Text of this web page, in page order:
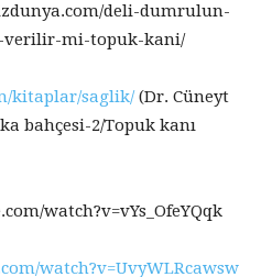
deli-dumrulun-
verilir-mi-topuk-kani/
kitaplar/saglik/(Dr. Cüneyt
bahçesi-2/Topuk kanı
watch?v=vYs_OfeYQqk
watch?v=UvyWLRcawsw